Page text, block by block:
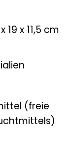
19 x 11,5 cm
(freie